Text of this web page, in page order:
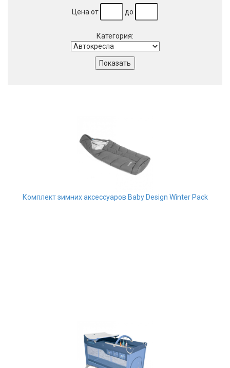
Цена от до
Категория:
Комплект зимних аксессуаров Baby Design Winter Pack